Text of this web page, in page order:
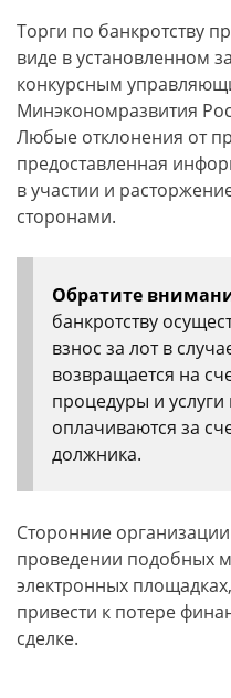
Торги по банкротству
виде в установленном
конкурсным
Минэкономразвития
Любые отклонения от
предоставленная
в участии и
сторонами.
Обратите
банкротству
взнос за лот в
возвращается на
процедуры и
оплачиваются за
должника.
Сторонние
проведении подобных
электронных
привести к потере
сделке.